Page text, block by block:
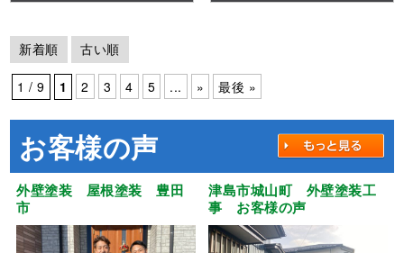
性1000MS-IR
新着順 古い順
1 / 9 1 2 3 4 5 ... » 最後 »
お客様の声
外壁塗装 屋根塗装 豊田
市
津島市城山町 外壁塗装工
事 お客様の声